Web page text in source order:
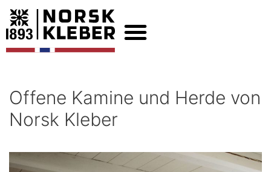
Offene Kamine und Herde von
Norsk Kleber